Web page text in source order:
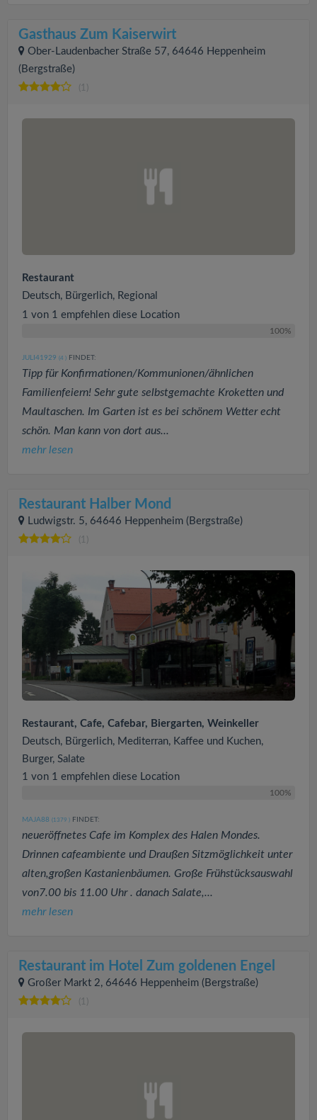
Gasthaus Zum Kaiserwirt
Ober-Laudenbacher Straße 57, 64646 Heppenheim
(Bergstraße)
(1)
Restaurant
Deutsch, Bürgerlich, Regional
1 von 1 empfehlen diese Location
100%
JULI41929 (4 ) FINDET:
Tipp für Konfirmationen/Kommunionen/ähnlichen
Familienfeiern! Sehr gute selbstgemachte Kroketten und
Maultaschen. Im Garten ist es bei schönem Wetter echt
schön. Man kann von dort aus...
mehr lesen
Restaurant Halber Mond
Ludwigstr. 5, 64646 Heppenheim (Bergstraße)
(1)
Restaurant, Cafe, Cafebar, Biergarten, Weinkeller
Deutsch, Bürgerlich, Mediterran, Kaffee und Kuchen,
Burger, Salate
1 von 1 empfehlen diese Location
100%
MAJA88 (1379 ) FINDET:
neueröffnetes Cafe im Komplex des Halen Mondes.
Drinnen cafeambiente und Draußen Sitzmöglichkeit unter
alten,großen Kastanienbäumen. Große Frühstücksauswahl
von7.00 bis 11.00 Uhr . danach Salate,...
mehr lesen
Restaurant im Hotel Zum goldenen Engel
Großer Markt 2, 64646 Heppenheim (Bergstraße)
(1)